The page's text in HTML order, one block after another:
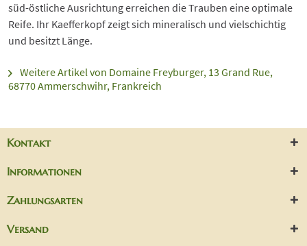
süd-östliche Ausrichtung erreichen die Trauben eine optimale
Reife. Ihr Kaefferkopf zeigt sich mineralisch und vielschichtig
und besitzt Länge.
Weitere Artikel von Domaine Freyburger, 13 Grand Rue,
68770 Ammerschwihr, Frankreich
Kontakt
Informationen
Zahlungsarten
Versand